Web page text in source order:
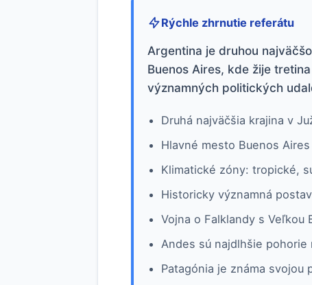
Rýchle zhrnutie referátu
Argentina je druhou
Buenos Aires, kde žije
významných politických
Druhá najväčšia krajina v
Hlavné mesto Buenos
Klimatické zóny: tropické,
Historicky významná
Vojna o Falklandy s Veľkou
Andes sú najdlhšie pohorie
Patagónia je známa svojou